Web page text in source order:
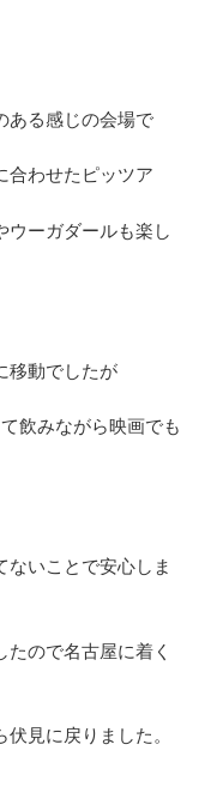
ある感じの会場で
合わせたピッツア
ウーガダールも楽し
移動でしたが
飲みながら映画でも
ないことで安心しま
ので名古屋に着く
見に戻りました。